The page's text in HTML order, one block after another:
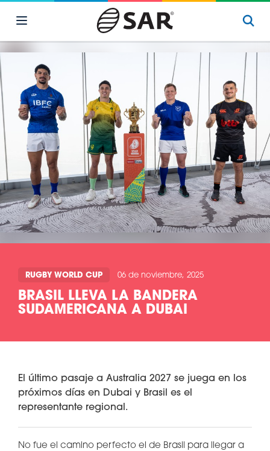
RUGBY WORLD CUP 06 de noviembre, 2025
BRASIL LLEVA LA BANDERA
SUDAMERICANA A DUBAI
El último pasaje a Australia 2027 se juega en los
próximos días en Dubai y Brasil es el
representante regional.
No fue el camino perfecto el de Brasil para llegar a